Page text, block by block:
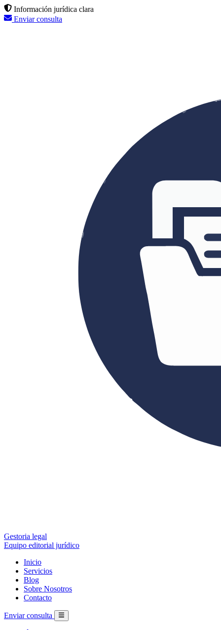
Información jurídica clara
Enviar consulta
Gestoria legal
Equipo editorial jurídico
Inicio
Servicios
Blog
Sobre Nosotros
Contacto
Enviar consulta